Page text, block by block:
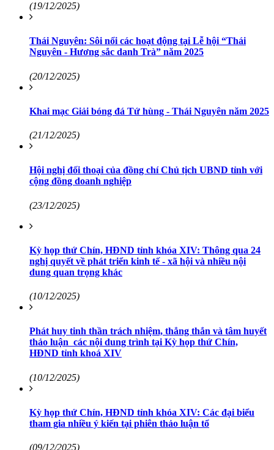
(19/12/2025)
Thái Nguyên: Sôi nổi các hoạt động tại Lễ hội “Thái
Nguyên - Hương sắc danh Trà” năm 2025
(20/12/2025)
Khai mạc Giải bóng đá Tứ hùng - Thái Nguyên năm 2025
(21/12/2025)
Hội nghị đối thoại của đồng chí Chủ tịch UBND tỉnh với
cộng đồng doanh nghiệp
(23/12/2025)
Kỳ họp thứ Chín, HĐND tỉnh khóa XIV: Thông qua 24
nghị quyết về phát triển kinh tế - xã hội và nhiều nội
dung quan trọng khác
(10/12/2025)
Phát huy tinh thần trách nhiệm, thẳng thắn và tâm huyết
thảo luận các nội dung trình tại Kỳ họp thứ Chín,
HĐND tỉnh khoá XIV
(10/12/2025)
Kỳ họp thứ Chín, HĐND tỉnh khóa XIV: Các đại biểu
tham gia nhiều ý kiến tại phiên thảo luận tổ
(09/12/2025)